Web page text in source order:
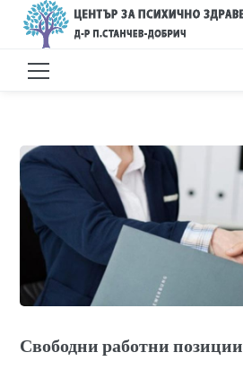
Свободни работни позиции